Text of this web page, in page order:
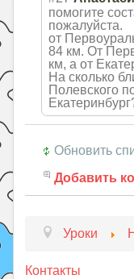
помогите
пожалуйста.
от
84 км. От
км, а от
На сколько
Полевского
Обновить
Добавить
Уроки
Контакты